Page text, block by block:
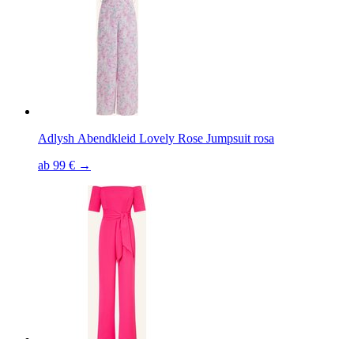
Adlysh Abendkleid Lovely Rose Jumpsuit rosa
ab 99 € →